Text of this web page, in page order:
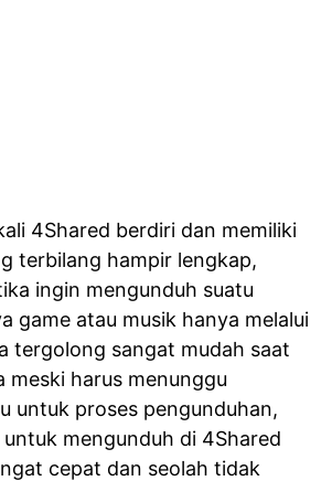
4Shared berdiri dan memiliki
terbilang hampir lengkap,
ingin mengunduh suatu
game atau musik hanya melalui
tergolong sangat mudah saat
meski harus menunggu
untuk proses pengunduhan,
mengunduh di 4Shared
cepat dan seolah tidak